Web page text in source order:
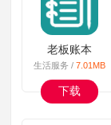
老板账本
生活服务 / 7.01MB
下载